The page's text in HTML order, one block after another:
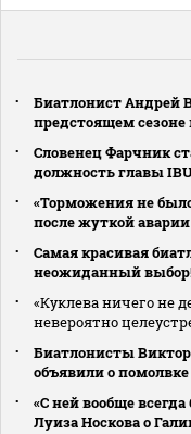
Биатлонист Андрей
предстоящем
Словенец Фарчник
должность главы
«Торможения не
после жуткой
Самая красивая
неожиданный
«Куклева ничего не
невероятно
Биатлонисты
объявили о помолвке
«С ней вообще
Луиза Носкова о